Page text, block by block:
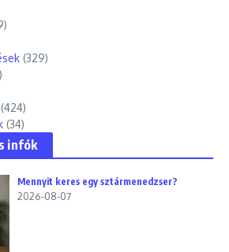
(329)
(424)
(34)
infók
Mennyit keres egy sztármenedzser?
2026-08-07